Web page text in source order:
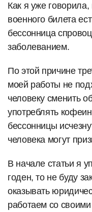
Как я уже
военного билета
бессонница
заболеванием.
По этой причине
моей работы не
человеку сменить
употреблять
бессонницы
человека могут
В начале статьи я
годен, то не буду
оказывать
работаем со